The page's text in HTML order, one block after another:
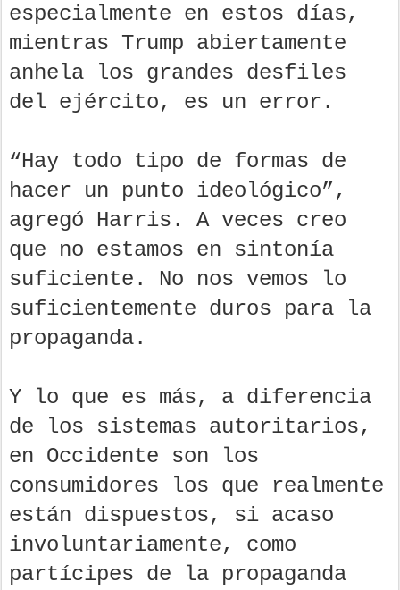
especialmente en estos días,
mientras Trump abiertamente
anhela los grandes desfiles
del ejército, es un error.
“Hay todo tipo de formas de
hacer un punto ideológico”,
agregó Harris. A veces creo
que no estamos en sintonía
suficiente. No nos vemos lo
suficientemente duros para la
propaganda.
Y lo que es más, a diferencia
de los sistemas autoritarios,
en Occidente son los
consumidores los que realmente
están dispuestos, si acaso
involuntariamente, como
partícipes de la propaganda